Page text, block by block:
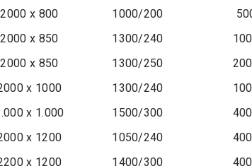
2000 x 800 1000/200
2000 x 850 1300/240
2000 x 850 1300/250
x 1000 1300/240
x 1.000 1500/300
x 1200 1050/240
x 1200 1400/300